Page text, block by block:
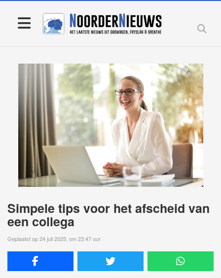
Simpele tips voor het afscheid van
een collega
Geplaatst op 24 juli 2025, om 23:47 uur